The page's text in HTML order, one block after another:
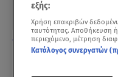
Δείτε το trailer της
εξής:
Χρήση επακριβών
ταυτότητας. Αποθήκευση
περιεχόμενο, μέτρηση
Κατάλογος συνεργατών